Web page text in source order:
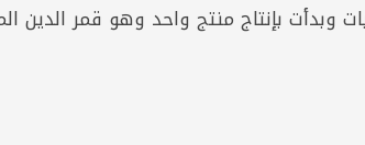
وبدأت بإنتاج منتج واحد وهو قمر